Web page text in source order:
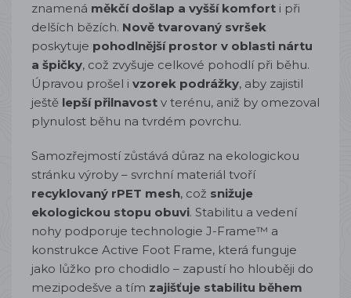
znamená měkčí došlap a vyšší komfort i při
delších bězích. Nově tvarovaný svršek
poskytuje pohodlnější prostor v oblasti nártu
a špičky, což zvyšuje celkové pohodlí při běhu.
Úpravou prošel i vzorek podrážky, aby zajistil
ještě lepší přilnavost v terénu, aniž by omezoval
plynulost běhu na tvrdém povrchu.
Samozřejmostí zůstává důraz na ekologickou
stránku výroby – svrchní materiál tvoří
recyklovaný rPET mesh, což snižuje
ekologickou stopu obuvi. Stabilitu a vedení
nohy podporuje technologie J-Frame™ a
konstrukce Active Foot Frame, která funguje
jako lůžko pro chodidlo – zapustí ho hlouběji do
mezipodešve a tím zajišťuje stabilitu během